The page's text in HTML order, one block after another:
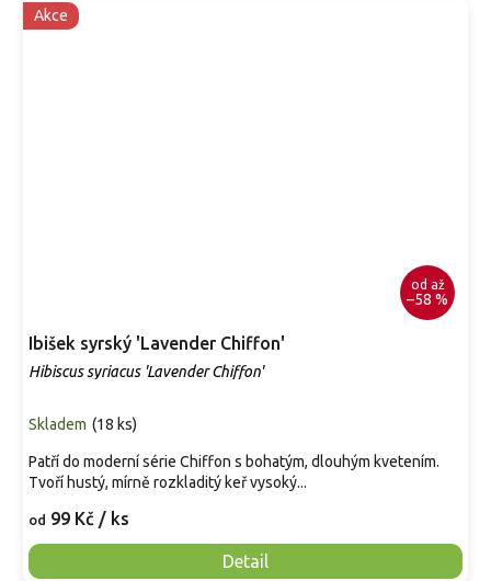
Akce
od až
–58 %
Ibišek syrský 'Lavender Chiffon'
Hibiscus syriacus 'Lavender Chiffon'
Skladem (18 ks)
od 99 Kč / ks
Detail
Patří do moderní série Chiffon s bohatým, dlouhým kvetením.
Tvoří hustý, mírně rozkladitý keř vysoký...